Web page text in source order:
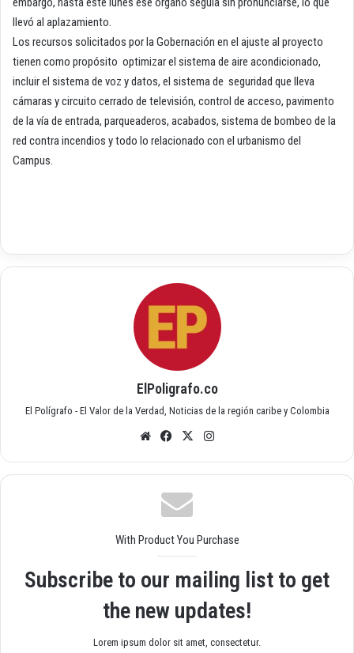
llevó al aplazamiento.
Los recursos solicitados por la Gobernación en el ajuste al proyecto
tienen como propósito optimizar el sistema de aire acondicionado,
incluir el sistema de voz y datos, el sistema de seguridad que lleva
cámaras y circuito cerrado de televisión, control de acceso, pavimento
de la vía de entrada, parqueaderos, acabados, sistema de bombeo de la
red contra incendios y todo lo relacionado con el urbanismo del
Campus.
ElPoligrafo.co
El Polígrafo - El Valor de la Verdad, Noticias de la región caribe y Colombia
Siti
we
b
Fac
ok
X
am
With Product You Purchase
Subscribe to our mailing list to get
the new updates!
Lorem ipsum dolor sit amet, consectetur.